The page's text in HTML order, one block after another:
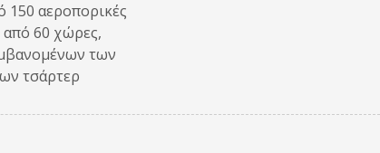
150 αεροπορικές
από 60 χώρες,
των
τσάρτερ